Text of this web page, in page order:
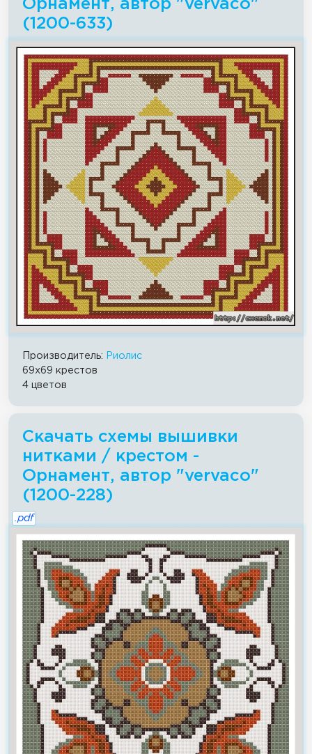
Орнамент, автор "vervaco"
(1200-633)
Производитель:
Риолис
69x69 крестов
4 цветов
Скачать схемы вышивки
нитками / крестом -
Орнамент, автор "vervaco"
(1200-228)
.pdf